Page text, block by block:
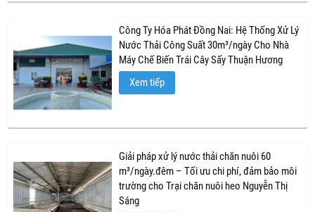
Công Ty Hóa Phát Đồng Nai: Hệ Thống Xử Lý
Nước Thải Công Suất 30m³/ngày Cho Nhà
Máy Chế Biến Trái Cây Sấy Thuận Hương
Xem tiếp
Giải pháp xử lý nước thải chăn nuôi 60
m³/ngày.đêm – Tối ưu chi phí, đảm bảo môi
trường cho Trại chăn nuôi heo Nguyễn Thị
Sáng